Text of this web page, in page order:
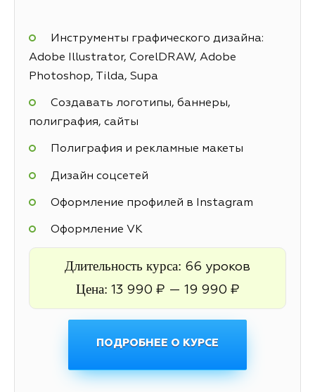
Инструменты графического дизайна:
Adobe Illustrator, CorelDRAW, Adobe
Photoshop, Tilda, Supa
Создавать логотипы, баннеры,
полиграфия, сайты
Полиграфия и рекламные макеты
Дизайн соцсетей
Оформление профилей в Instagram
Оформление VK
Длительность курса: 66 уроков
Цена: 13 990 ₽ — 19 990 ₽
ПОДРОБНЕЕ О КУРСЕ